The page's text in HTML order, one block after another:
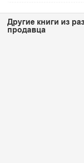
Другие книги из
продавца